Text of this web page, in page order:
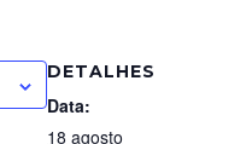
DETALHES
Data:
18 agosto